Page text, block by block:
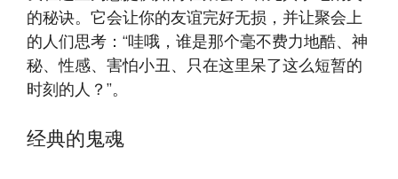
的秘诀。它会让你的友谊完好无损，并让聚会上
的人们思考：“哇哦，谁是那个毫不费力地酷、神
秘、性感、害怕小丑、只在这里呆了这么短暂的
时刻的人？”。
经典的鬼魂